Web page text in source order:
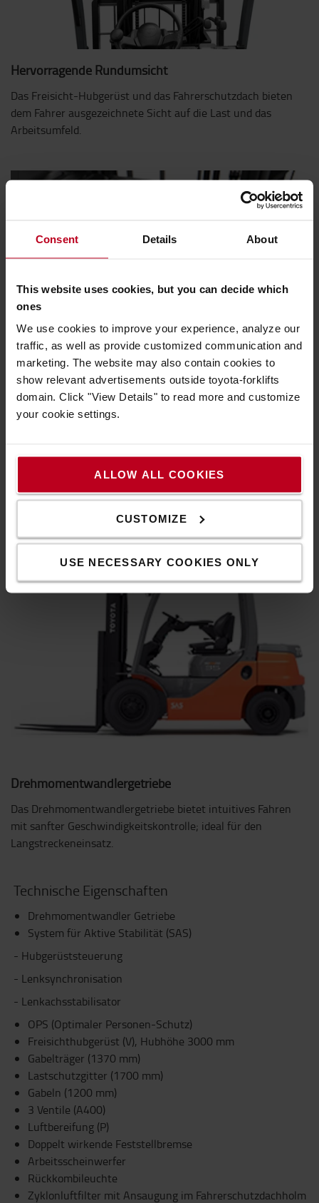
Consent Details About
This website uses cookies, but you can decide which
ones
We use cookies to improve your experience, analyze our
traffic, as well as provide customized communication and
marketing. The website may also contain cookies to
show relevant advertisements outside toyota-forklifts
domain. Click "View Details" to read more and customize
your cookie settings.
ALLOW ALL COOKIES
CUSTOMIZE
USE NECESSARY COOKIES ONLY
Hervorragende Rundumsicht
Das Freisicht-Hubgerüst und das Fahrerschutzdach bieten
dem Fahrer ausgezeichnete Sicht auf die Last und das
Arbeitsumfeld.
All-in-one-Display
Bedienelemente sind alle in einem einzigen Display
integriert, um die Produktivität und den Komfort der
Bediener zu erhöhen.
Drehmomentwandlergetriebe
Das Drehmomentwandlergetriebe bietet intuitives Fahren
mit sanfter Geschwindigkeitskontrolle; ideal für den
Langstreckeneinsatz.
Technische Eigenschaften
Drehmomentwandler Getriebe
System für Aktive Stabilität (SAS)
- Hubgerüststeuerung
- Lenksynchronisation
- Lenkachsstabilisator
OPS (Optimaler Personen-Schutz)
Freisichthubgerüst (V), Hubhöhe 3000 mm
Gabelträger (1370 mm)
Lastschutzgitter (1700 mm)
Gabeln (1200 mm)
3 Ventile (A400)
Luftbereifung (P)
Doppelt wirkende Feststellbremse
Arbeitsscheinwerfer
Rückkombileuchte
Zyklonluftfilter mit Ansaugung im Fahrerschutzdachholm